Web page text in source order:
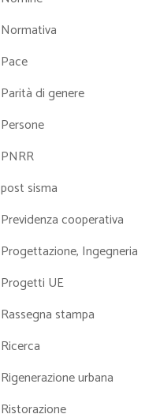
Normativa
Pace
Parità di genere
Persone
PNRR
post sisma
Previdenza cooperativa
Progettazione, Ingegneria
Progetti UE
Rassegna stampa
Ricerca
Rigenerazione urbana
Ristorazione